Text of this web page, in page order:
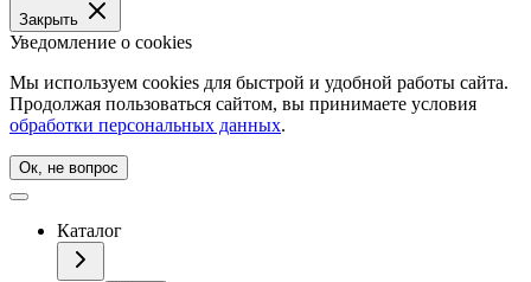
Закрыть
Уведомление о cookies
Мы используем cookies для быстрой и удобной работы сайта.
Продолжая пользоваться сайтом, вы принимаете условия
обработки персональных данных.
Ок, не вопрос
Каталог